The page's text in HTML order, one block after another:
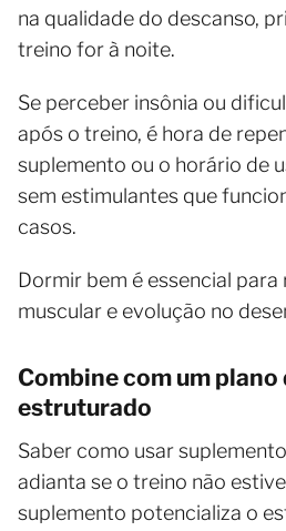
na qualidade do descanso,
treino for à noite.
Se perceber insônia ou
após o treino, é hora de
suplemento ou o horário de
sem estimulantes que
casos.
Dormir bem é essencial
muscular e evolução no
Combine com um
estruturado
Saber como usar
adianta se o treino não
suplemento potencializa o